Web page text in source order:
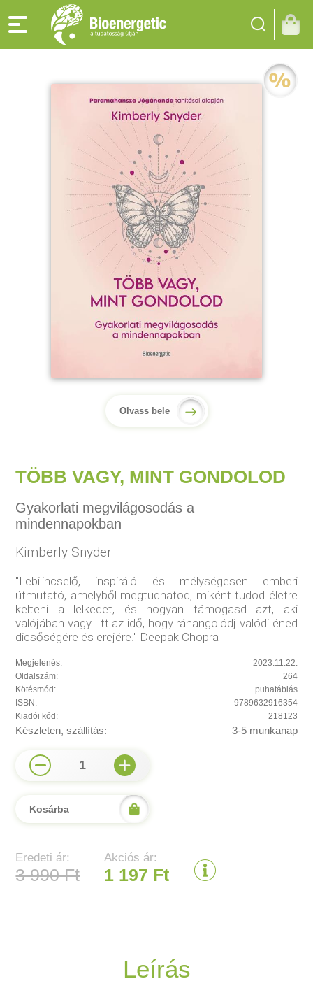
Olvass bele
TÖBB VAGY, MINT GONDOLOD
Gyakorlati megvilágosodás a
mindennapokban
Kimberly Snyder
"Lebilincselő, inspiráló és mélységesen emberi
útmutató, amelyből megtudhatod, miként tudod életre
kelteni a lelkedet, és hogyan támogasd azt, aki
valójában vagy. Itt az idő, hogy ráhangolódj valódi éned
dicsőségére és erejére." Deepak Chopra
Megjelenés:
2023.11.22.
Oldalszám:
264
Kötésmód:
puhatáblás
ISBN:
9789632916354
Kiadói kód:
218123
Készleten, szállítás: 3-5 munkanap
1
Kosárba
Eredeti ár:
3 990 Ft
Akciós ár:
1 197 Ft
Leírás